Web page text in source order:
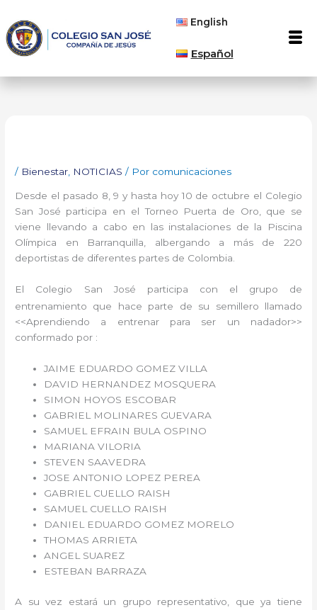
contenido
English
Español
/ Bienestar NOTICIAS / Por comunicaciones
Desde el pasado 8, 9 y hasta hoy 10 de octubre el Colegio
San José participa en el Torneo Puerta de Oro, que se
viene llevando a cabo en las instalaciones de la Piscina
Olímpica en Barranquilla, albergando a más de 220
deportistas de diferentes partes de Colombia.
El Colegio San José participa con el
grupo de
entrenamiento que hace parte de su semillero llamado
<<Aprendiendo a entrenar para ser un nadador>>
conformado por :
JAIME EDUARDO GOMEZ VILLA
DAVID HERNANDEZ MOSQUERA
SIMON HOYOS ESCOBAR
GABRIEL MOLINARES GUEVARA
SAMUEL EFRAIN BULA OSPINO
MARIANA VILORIA
STEVEN SAAVEDRA
JOSE ANTONIO LOPEZ PEREA
GABRIEL CUELLO RAISH
SAMUEL CUELLO RAISH
DANIEL EDUARDO GOMEZ MORELO
THOMAS ARRIETA
ANGEL SUAREZ
ESTEBAN BARRAZA
A su vez estará un grupo representativo, que ya tiene